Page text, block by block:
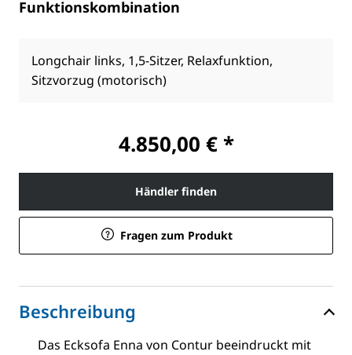
Funktionskombination
Longchair links, 1,5-Sitzer, Relaxfunktion,
Sitzvorzug (motorisch)
4.850,00 € *
Händler finden
Fragen zum Produkt
Beschreibung
Das Ecksofa Enna von Contur beeindruckt mit